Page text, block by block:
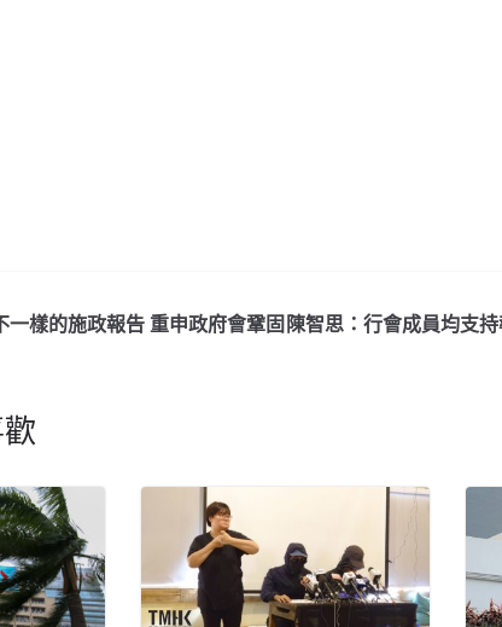
一樣的施政報告 重申政府會鞏固陳智思：行會成員均支